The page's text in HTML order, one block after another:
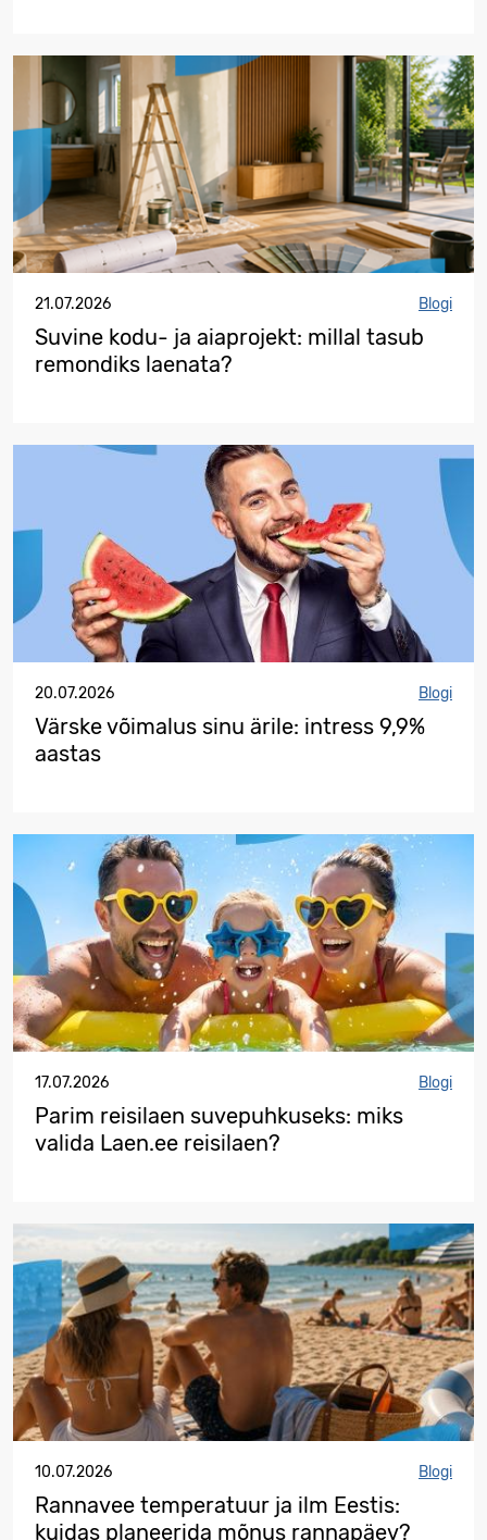
21.07.2026 Blogi
Suvine kodu- ja aiaprojekt: millal tasub
remondiks laenata?
20.07.2026 Blogi
Värske võimalus sinu ärile: intress 9,9%
aastas
17.07.2026 Blogi
Parim reisilaen suvepuhkuseks: miks
valida Laen.ee reisilaen?
10.07.2026 Blogi
Rannavee temperatuur ja ilm Eestis:
kuidas planeerida mõnus rannapäev?